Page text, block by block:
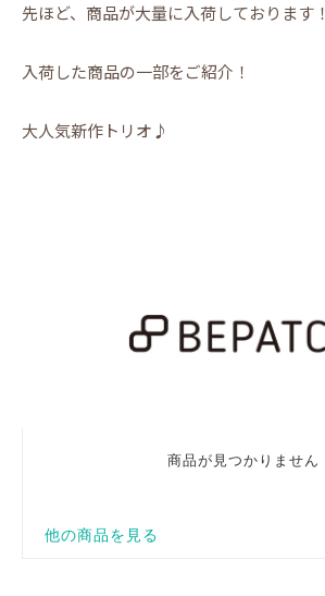
先ほど、商品が大量に入荷しております！
入荷した商品の一部をご紹介！
大人気新作トリオ♪